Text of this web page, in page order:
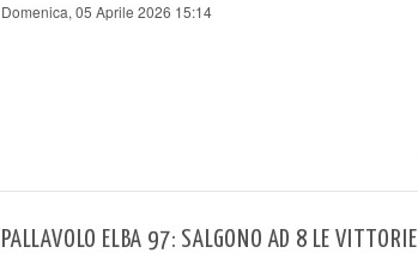
Domenica, 05 Aprile 2026 15:14
PALLAVOLO ELBA 97: SALGONO AD 8 LE VITTORIE